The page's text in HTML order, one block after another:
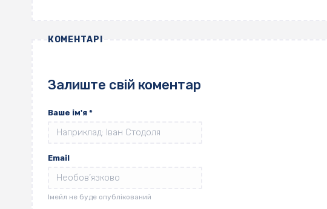
КОМЕНТАРІ
Залиште свій коментар
Ваше ім'я *
Email